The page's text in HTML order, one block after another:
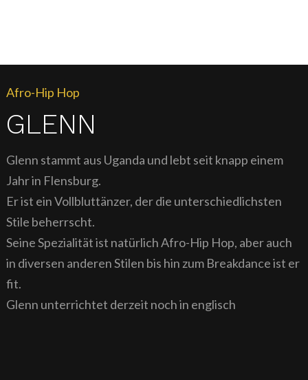
Afro-Hip Hop
GLENN
Glenn stammt aus Uganda und lebt seit knapp einem
Jahr in Flensburg.
Er ist ein Vollbluttänzer, der die unterschiedlichsten
Stile beherrscht.
Seine Spezialität ist natürlich Afro-Hip Hop, aber auch
in diversen anderen Stilen bis hin zum Breakdance ist er
fit.
Glenn unterrichtet derzeit noch in englisch